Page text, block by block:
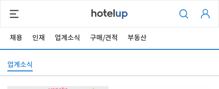
채용 인재 업계소식 구매/견적 부동산
업계소식